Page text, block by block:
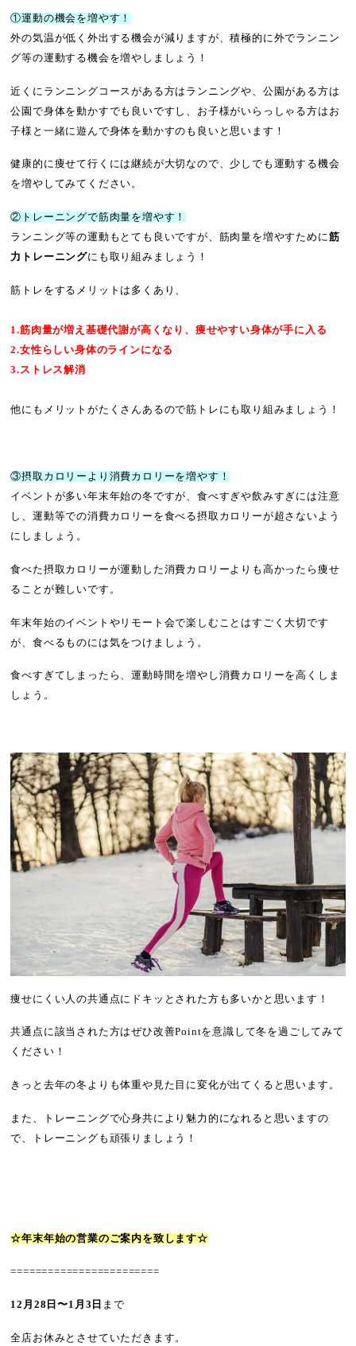
①運動の機会を増やす！
外の気温が低く外出する機会が減りますが、積極的に外でランニン
グ等の運動する機会を増やしましょう！
近くにランニングコースがある方はランニングや、公園がある方は
公園で身体を動かすでも良いですし、お子様がいらっしゃる方はお
子様と一緒に遊んで身体を動かすのも良いと思います！
健康的に痩せて行くには継続が大切なので、少しでも運動する機会
を増やしてみてください。
②トレーニングで筋肉量を増やす！
ランニング等の運動もとても良いですが、筋肉量を増やすために筋
力トレーニングにも取り組みましょう！
筋トレをするメリットは多くあり、
1.筋肉量が増え基礎代謝が高くなり、痩せやすい身体が手に入る
2.女性らしい身体のラインになる
3.ストレス解消
他にもメリットがたくさんあるので筋トレにも取り組みましょう！
③摂取カロリーより消費カロリーを増やす！
イベントが多い年末年始の冬ですが、食べすぎや飲みすぎには注意
し、運動等での消費カロリーを食べる摂取カロリーが超さないよう
にしましょう。
食べた摂取カロリーが運動した消費カロリーよりも高かったら痩せ
ることが難しいです。
年末年始のイベントやリモート会で楽しむことはすごく大切です
が、食べるものには気をつけましょう。
食べすぎてしまったら、運動時間を増やし消費カロリーを高くしま
しょう。
痩せにくい人の共通点にドキッとされた方も多いかと思います！
共通点に該当された方はぜひ改善Pointを意識して冬を過ごしてみて
ください！
きっと去年の冬よりも体重や見た目に変化が出てくると思います。
また、トレーニングで心身共により魅力的になれると思いますの
で、トレーニングも頑張りましょう！
☆年末年始の営業のご案内を致します☆
========================
12月28日〜1月3日 まで
全店お休みとさせていただきます。